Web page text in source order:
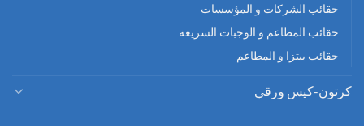
حقائب الشركات و المؤسسات
حقائب المطاعم و الوجبات السريعة
حقائب بيتزا و المطاعم
كرتون-كيس ورقي